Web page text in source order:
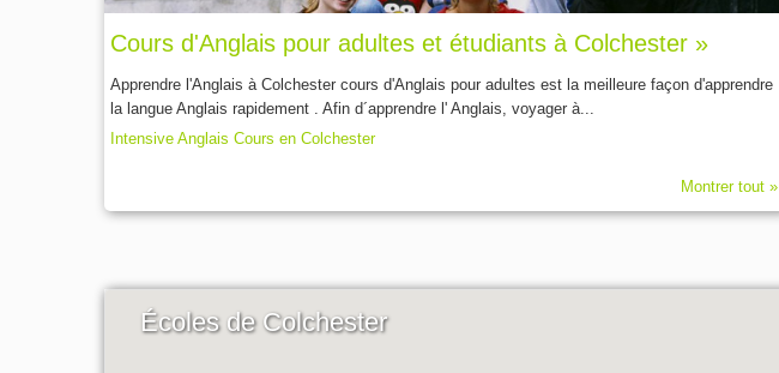
Cours d'Anglais pour adultes et étudiants à Colchester »
Apprendre l'Anglais à Colchester cours d'Anglais pour adultes est la meilleure façon d'apprendre
la langue Anglais rapidement . Afin d´apprendre l' Anglais, voyager à...
Intensive Anglais Cours en Colchester
Montrer tout »
Écoles de Colchester